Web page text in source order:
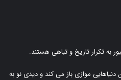
به تکرار تاریخ و تباهی هستند.
موازی باز می کند و دیدی نو به